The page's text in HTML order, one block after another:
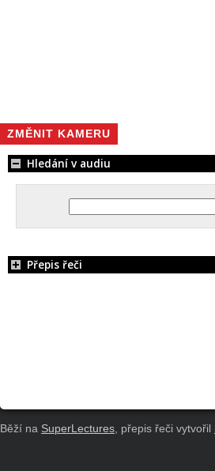
ZMĚNIT KAMERU
Hledání v audiu
Přepis řeči
Běží na SuperLectures, přepis řeči vytvořil